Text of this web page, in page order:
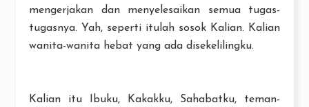
mengerjakan dan menyelesaikan semua tugas-
tugasnya. Yah, seperti itulah sosok Kalian. Kalian
wanita-wanita hebat yang ada disekelilingku.
Kalian itu Ibuku, Kakakku, Sahabatku, teman-